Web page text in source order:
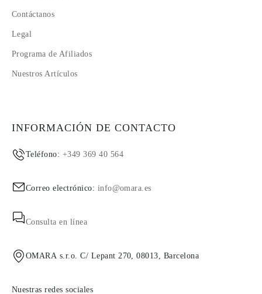
Contáctanos
Legal
Programa de Afiliados
Nuestros Artículos
INFORMACIÓN DE CONTACTO
Teléfono: +349 369 40 564
Correo electrónico: info@omara.es
Consulta en línea
OMARA s.r.o. C/ Lepant 270, 08013, Barcelona
Nuestras redes sociales